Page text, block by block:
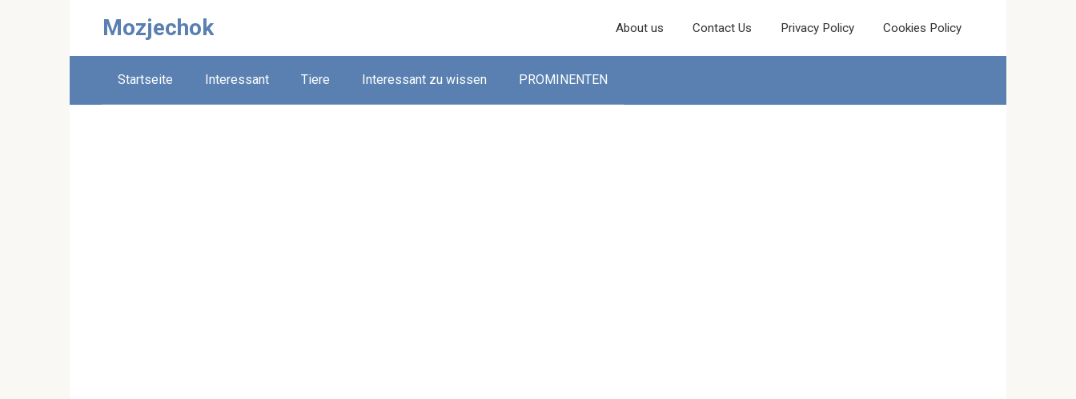
Mozjechok About us Contact Us Privacy Policy Cookies Policy
Startseite Interessant Tiere Interessant zu wissen PROMINENTEN